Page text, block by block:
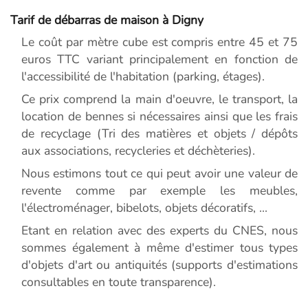
Tarif de débarras de maison à Digny
Le coût par mètre cube est compris entre 45 et 75
euros TTC variant principalement en fonction de
l'accessibilité de l'habitation (parking, étages).
Ce prix comprend la main d'oeuvre, le transport, la
location de bennes si nécessaires ainsi que les frais
de recyclage (Tri des matières et objets / dépôts
aux associations, recycleries et déchèteries).
Nous estimons tout ce qui peut avoir une valeur de
revente comme par exemple les meubles,
l'électroménager, bibelots, objets décoratifs, ...
Etant en relation avec des experts du CNES, nous
sommes également à même d'estimer tous types
d'objets d'art ou antiquités (supports d'estimations
consultables en toute transparence).